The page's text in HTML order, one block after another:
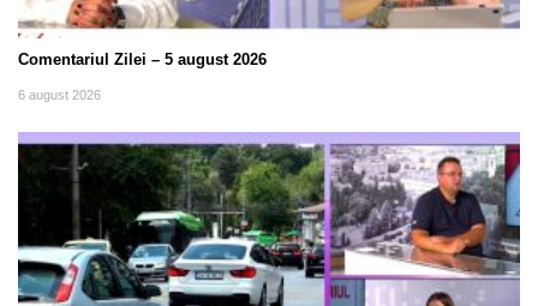
Comentariul Zilei – 5 august 2026
6 august 2026